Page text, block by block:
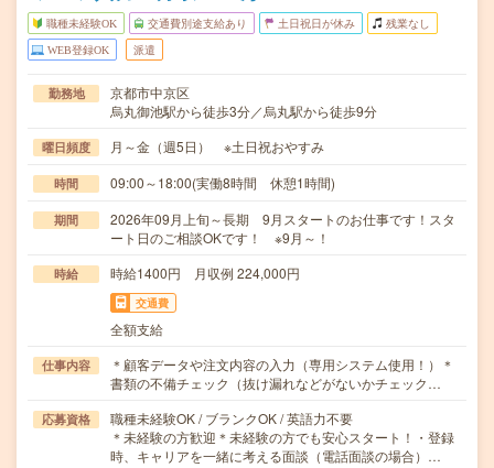
職種未経験OK 交通費別途支給あり 土日祝日が休み 残業なし
WEB登録OK 派遣
勤務地
京都市中京区
烏丸御池駅から徒歩3分／烏丸駅から徒歩9分
曜日頻度 月～金（週5日） ※土日祝おやすみ
時間 09:00～18:00(実働8時間 休憩1時間)
期間
2026年09月上旬～長期 9月スタートのお仕事です！スタ
ート日のご相談OKです！ ※9月～！
時給 時給1400円 月収例 224,000円
交通費
全額支給
仕事内容
＊顧客データや注文内容の入力（専用システム使用！）＊
書類の不備チェック（抜け漏れなどがないかチェック…
応募資格
職種未経験OK / ブランクOK / 英語力不要
＊未経験の方歓迎＊未経験の方でも安心スタート！・登録
時、キャリアを一緒に考える面談（電話面談の場合）…